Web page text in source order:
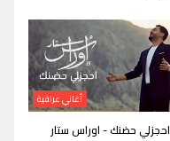
أغاني عراقية
احجزلي حضنك - اوراس ستار